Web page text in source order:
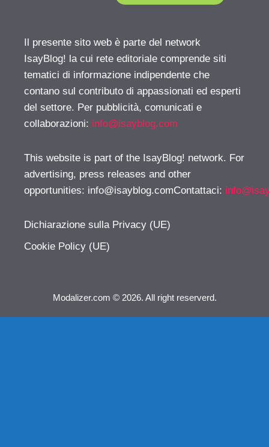
Il presente sito web è parte del network
IsayBlog! la cui rete editoriale comprende siti
tematici di informazione indipendente che
contano sul contributo di appassionati ed esperti
del settore. Per pubblicità, comunicati e
collaborazioni: info@isayblog.com
This website is part of the IsayBlog! network. For
advertising, press releases and other
opportunities: info@isayblog.comContattaci:
Dichiarazione sulla Privacy (UE)
Cookie Policy (UE)
Modalizer.com © 2026. All right reserverd.